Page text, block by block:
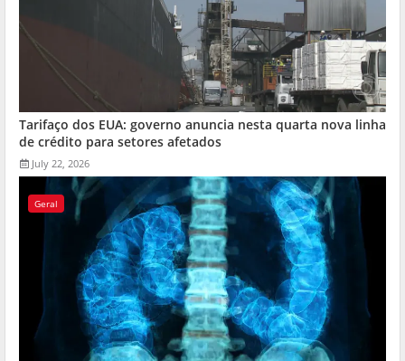
Tarifaço dos EUA: governo anuncia nesta quarta nova linha
de crédito para setores afetados
July 22, 2026
Geral